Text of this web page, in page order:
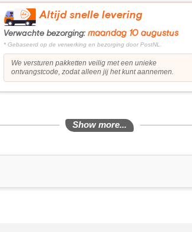
Altijd snelle levering
Verwachte bezorging: maandag 10 augustus
* Gebaseerd op de verwerking en bezorging door PostNL.
We versturen pakketten veilig met een unieke
ontvangstcode, zodat alleen jij het kunt aannemen.
Show more...